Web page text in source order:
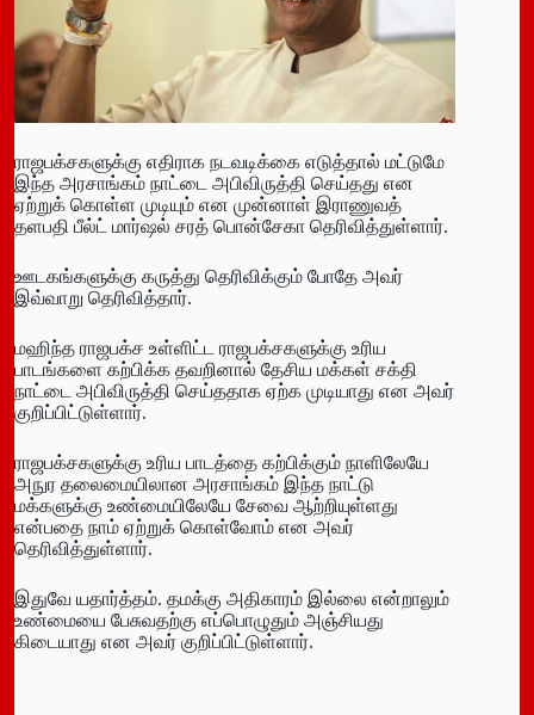
ராஜபக்சகளுக்கு எதிராக நடவடிக்கை எடுத்தால் மட்டுமே
இந்த அரசாங்கம் நாட்டை அபிவிருத்தி செய்தது என
ஏற்றுக் கொள்ள முடியும் என முன்னாள் இராணுவத்
தளபதி பீல்ட் மார்ஷல் சரத் பொன்சேகா தெரிவித்துள்ளார்.
ஊடகங்களுக்கு கருத்து தெரிவிக்கும் போதே அவர்
இவ்வாறு தெரிவித்தார்.
மஹிந்த ராஜபக்ச உள்ளிட்ட ராஜபக்சகளுக்கு உரிய
பாடங்களை கற்பிக்க தவறினால் தேசிய மக்கள் சக்தி
நாட்டை அபிவிருத்தி செய்ததாக ஏற்க முடியாது என அவர்
குறிப்பிட்டுள்ளார்.
ராஜபக்சகளுக்கு உரிய பாடத்தை கற்பிக்கும் நாளிலேயே
அநுர தலைமையிலான அரசாங்கம் இந்த நாட்டு
மக்களுக்கு உண்மையிலேயே சேவை ஆற்றியுள்ளது
என்பதை நாம் ஏற்றுக் கொள்வோம் என அவர்
தெரிவித்துள்ளார்.
இதுவே யதார்த்தம். தமக்கு அதிகாரம் இல்லை என்றாலும்
உண்மையை பேசுவதற்கு எப்பொழுதும் அஞ்சியது
கிடையாது என அவர் குறிப்பிட்டுள்ளார்.